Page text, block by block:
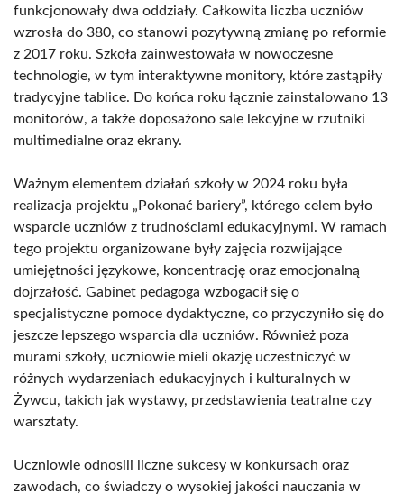
funkcjonowały dwa oddziały. Całkowita liczba uczniów
wzrosła do 380, co stanowi pozytywną zmianę po reformie
z 2017 roku. Szkoła zainwestowała w nowoczesne
technologie, w tym interaktywne monitory, które zastąpiły
tradycyjne tablice. Do końca roku łącznie zainstalowano 13
monitorów, a także doposażono sale lekcyjne w rzutniki
multimedialne oraz ekrany.
Ważnym elementem działań szkoły w 2024 roku była
realizacja projektu „Pokonać bariery”, którego celem było
wsparcie uczniów z trudnościami edukacyjnymi. W ramach
tego projektu organizowane były zajęcia rozwijające
umiejętności językowe, koncentrację oraz emocjonalną
dojrzałość. Gabinet pedagoga wzbogacił się o
specjalistyczne pomoce dydaktyczne, co przyczyniło się do
jeszcze lepszego wsparcia dla uczniów. Również poza
murami szkoły, uczniowie mieli okazję uczestniczyć w
różnych wydarzeniach edukacyjnych i kulturalnych w
Żywcu, takich jak wystawy, przedstawienia teatralne czy
warsztaty.
Uczniowie odnosili liczne sukcesy w konkursach oraz
zawodach, co świadczy o wysokiej jakości nauczania w